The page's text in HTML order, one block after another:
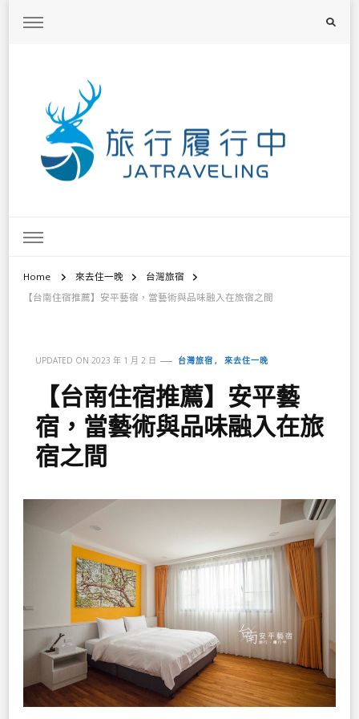
Home 來去住一晚
台灣旅宿
【台南住宿推薦】安平藝宿，當藝術與品味融入在旅宿之間
UPDATED ON 2023 年 1 月 2 日 台灣旅宿 來去住一晚
【台南住宿推薦】安平藝
宿，當藝術與品味融入在旅
宿之間